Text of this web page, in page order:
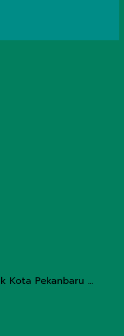
Kota Pekanbaru ...